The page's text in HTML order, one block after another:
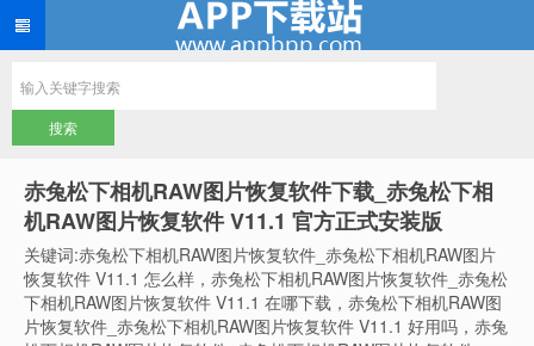
赤兔松下相机RAW图片恢复软件下载_赤兔松下相
机RAW图片恢复软件 V11.1 官方正式安装版
关键词:赤兔松下相机RAW图片恢复软件_赤兔松下相机RAW图片
恢复软件 V11.1 怎么样，赤兔松下相机RAW图片恢复软件_赤兔松
下相机RAW图片恢复软件 V11.1 在哪下载，赤兔松下相机RAW图
片恢复软件_赤兔松下相机RAW图片恢复软件 V11.1 好用吗，赤兔